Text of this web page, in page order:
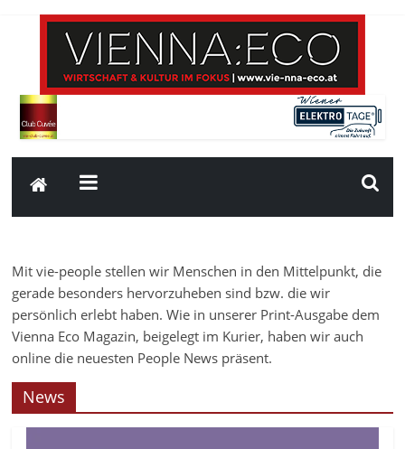
Mit vie-people stellen wir Menschen in den Mittelpunkt, die
gerade besonders hervorzuheben sind bzw. die wir
persönlich erlebt haben. Wie in unserer Print-Ausgabe dem
Vienna Eco Magazin, beigelegt im Kurier, haben wir auch
online die neuesten People News präsent.
News